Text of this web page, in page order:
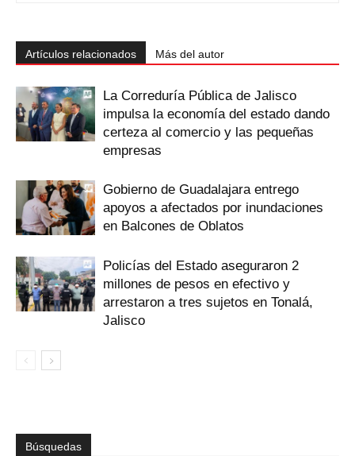
Artículos relacionados Más del autor
La Correduría Pública de Jalisco
impulsa la economía del estado dando
certeza al comercio y las pequeñas
empresas
Gobierno de Guadalajara entrego
apoyos a afectados por inundaciones
en Balcones de Oblatos
Policías del Estado aseguraron 2
millones de pesos en efectivo y
arrestaron a tres sujetos en Tonalá,
Jalisco
Búsquedas